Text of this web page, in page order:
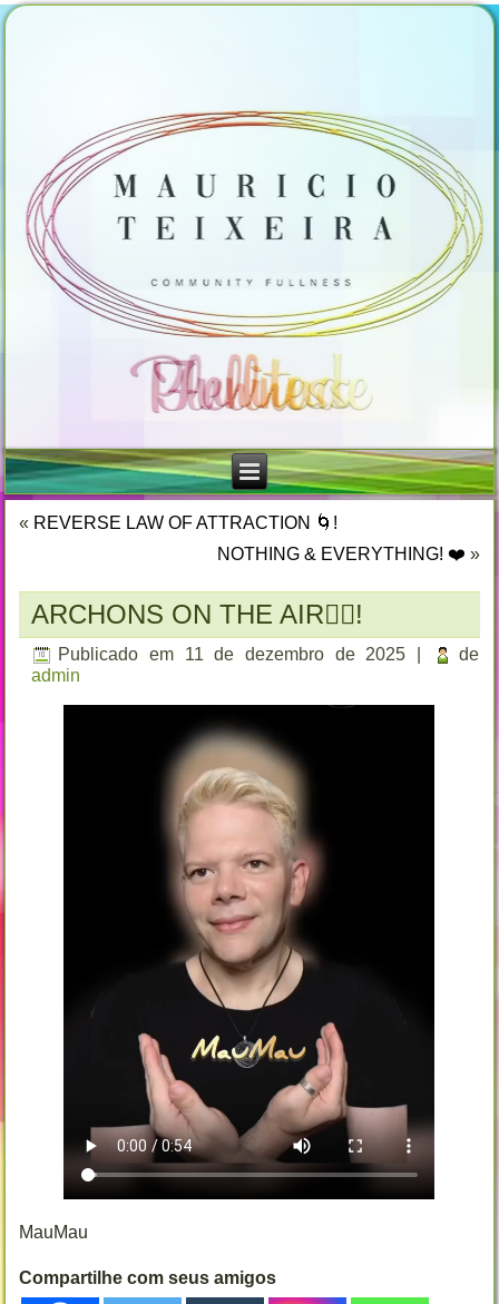
« REVERSE LAW OF ATTRACTION 🌀!
NOTHING & EVERYTHING! ❤️ »
ARCHONS ON THE AIR🐦‍🔥!
Publicado em 11 de dezembro de 2025
de
admin
MauMau
Compartilhe com seus amigos